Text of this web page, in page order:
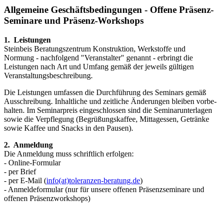
Allgemeine Geschäftsbedingungen - Offene Präsenz-
Seminare und Präsenz-Workshops
1. Leistungen
Steinbeis Beratungszentrum Konstruktion, Werkstoffe und
Normung - nachfol­gend "Veranstalter" genannt - erbringt die
Leistungen nach Art und Umfang gemäß der jeweils gültigen
Veranstaltungsbeschreibung.
Die Leistungen umfassen die Durchführung des Seminars gemäß
Aus­schrei­bung. Inhaltliche und zeitliche Änderungen bleiben vorbe­
halten. Im Seminar­preis eingeschlossen sind die Seminarunterlagen
sowie die Verpfle­gung (Begrüßungskaffee, Mittag­essen, Getränke
sowie Kaffee und Snacks in den Pausen).
2. Anmeldung
Die Anmeldung muss schriftlich erfolgen:
- Online-Formular
- per Brief
- per E-Mail (info(at)toleranzen-beratung.de)
- Anmeldeformular (nur für unsere offenen Präsenzseminare und
offenen Präsenzworkshops)